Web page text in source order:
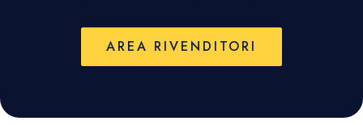
AREA RIVENDITORI